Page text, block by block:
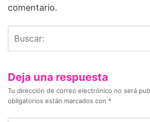
comentario.
Deja una respuesta
Tu dirección de correo electrónico no será
obligatorios están marcados con *